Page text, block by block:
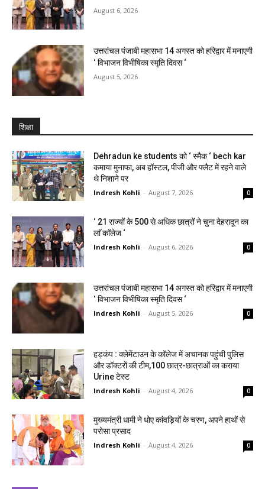
August 6, 2026
उत्तरांचल पंजाबी महासभा 14 अगस्त को हरिद्वार में मनाएगी
‘ विभाजन विभीषिका स्मृति दिवस ‘
August 5, 2026
शिक्षा
Dehradun ke students को ‘ स्मैक ‘ bech kar
कमाया मुनाफा, अब हॉस्टल, पीजी और फ्लैट में रहने वाले
थे निशाने पर
Indresh Kohli - August 7, 2026 0
‘ 21 राज्यों के 500 से अधिक छात्रों ने चुना देहरादून का
लाॅ काॅलेज ‘
Indresh Kohli - August 6, 2026 0
उत्तरांचल पंजाबी महासभा 14 अगस्त को हरिद्वार में मनाएगी
‘ विभाजन विभीषिका स्मृति दिवस ‘
Indresh Kohli - August 5, 2026 0
हड़कंप : क्लेमेंटाउन के कॉलेज में अचानक पहुंची पुलिस
और डॉक्टरों की टीम,100 छात्र-छात्राओं का कराया
Urine टेस्ट
Indresh Kohli - August 4, 2026 0
मुख्यमंत्री धामी ने धोए कांवड़ियों के चरण, अपने हाथों से
परोसा प्रसाद
Indresh Kohli - August 4, 2026 0